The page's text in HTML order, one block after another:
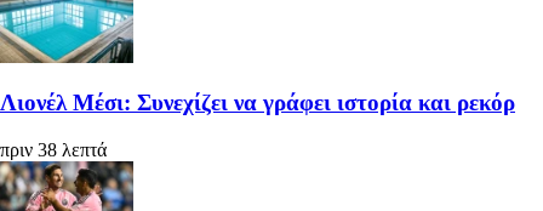
Λιονέλ Μέσι: Συνεχίζει να γράφει ιστορία και ρεκόρ
πριν 38 λεπτά